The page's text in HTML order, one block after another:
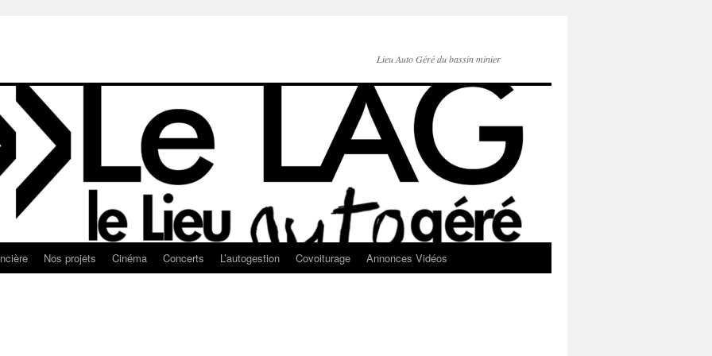
Lieu Auto Géré du bassin minier
Nos projets Cinéma Concerts L’autogestion Covoiturage Annonces Vidéos